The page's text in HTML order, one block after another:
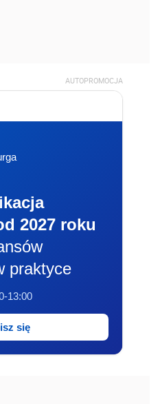
AUTOPROMOCJA
2027 roku
praktyce
13:00
się